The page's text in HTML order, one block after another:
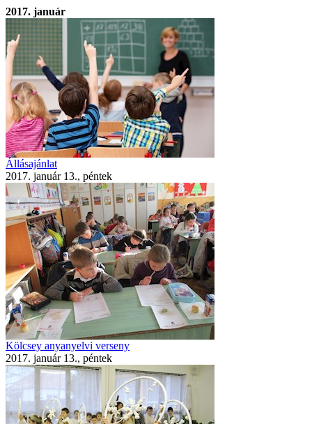
2017. január
Állásajánlat
2017. január 13., péntek
Kölcsey anyanyelvi verseny
2017. január 13., péntek